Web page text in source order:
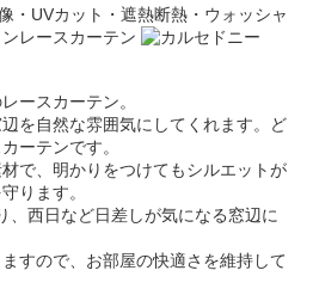
・UVカット・遮熱断熱・ウォッシャ
レースカーテン
ースカーテン。
を自然な雰囲気にしてくれます。ど
ーテンです。
で、明かりをつけてもシルエットが
ります。
、西日など日差しが気になる窓辺に
すので、お部屋の快適さを維持して